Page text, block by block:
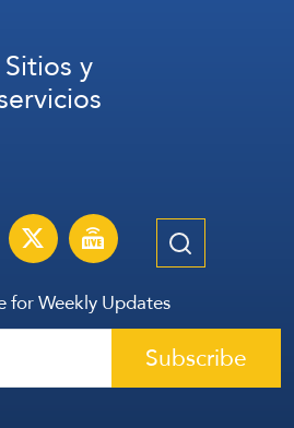
Sitios y
for Weekly Updates
Subscribe